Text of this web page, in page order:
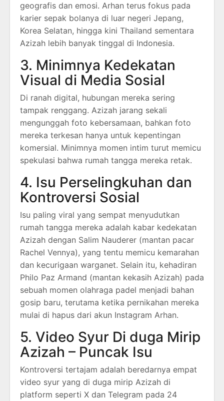
geografis dan emosi. Arhan terus fokus pada
karier sepak bolanya di luar negeri Jepang,
Korea Selatan, hingga kini Thailand sementara
Azizah lebih banyak tinggal di Indonesia.
3. Minimnya Kedekatan
Visual di Media Sosial
Di ranah digital, hubungan mereka sering
tampak renggang. Azizah jarang sekali
mengunggah foto kebersamaan, bahkan foto
mereka terkesan hanya untuk kepentingan
komersial. Minimnya momen intim turut memicu
spekulasi bahwa rumah tangga mereka retak.
4. Isu Perselingkuhan dan
Kontroversi Sosial
Isu paling viral yang sempat menyudutkan
rumah tangga mereka adalah kabar kedekatan
Azizah dengan Salim Nauderer (mantan pacar
Rachel Vennya), yang tentu memicu kemarahan
dan kecurigaan warganet. Selain itu, kehadiran
Philo Paz Armand (mantan kekasih Azizah) pada
sebuah momen olahraga padel menjadi bahan
gosip baru, terutama ketika pernikahan mereka
mulai di hapus dari akun Instagram Arhan.
5. Video Syur Di duga Mirip
Azizah – Puncak Isu
Kontroversi tertajam adalah beredarnya empat
video syur yang di duga mirip Azizah di
platform seperti X dan Telegram pada 24